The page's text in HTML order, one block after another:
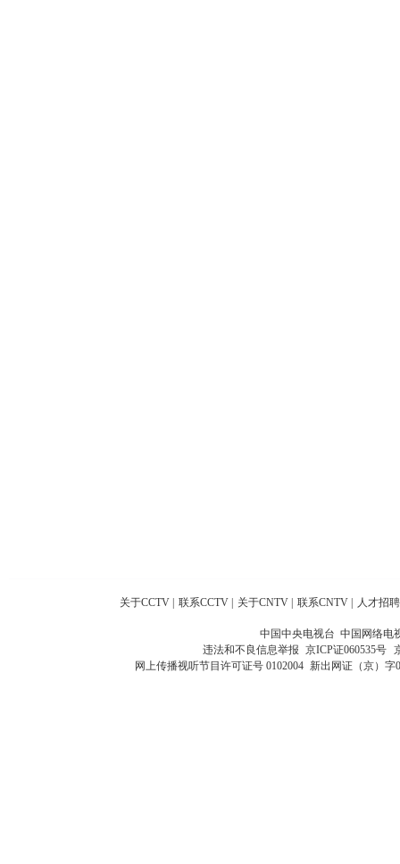
关于CCTV 联系CCTV 关于CNTV 联系CNTV 人才招聘
中国中央电视台 中国网络电
违法和不良信息举报 京ICP证060535号
网上传播视听节目许可证号 0102004 新出网证（京）